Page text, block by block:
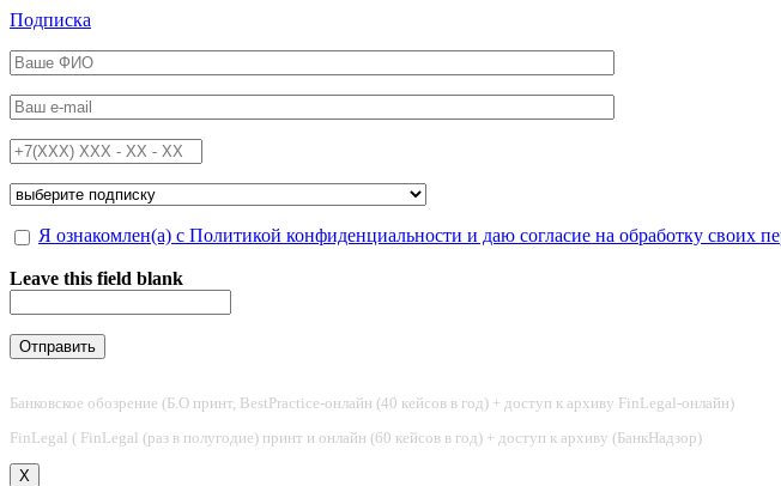
Перейти к основному содержанию
Подписка
ФИО*
Email*
Телефон*
Подписка на*
Обработка персональных данных*
Я ознакомлен(а) с Политикой конфиденциальности и даю согласие на обработку своих
Leave this field blank
Банковское обозрение (Б.О принт, BestPractice-онлайн (40 кейсов в год) + доступ к архиву FinLegal-онлайн)
FinLegal ( FinLegal (раз в полугодие) принт и онлайн (60 кейсов в год) + доступ к архиву (БанкНадзор)
X